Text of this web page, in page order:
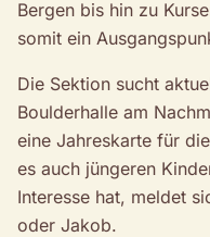
Bergen bis hin zu
somit ein
Die Sektion sucht
Boulderhalle am
eine Jahreskarte für
es auch jüngeren
Interesse hat, meldet
oder Jakob.